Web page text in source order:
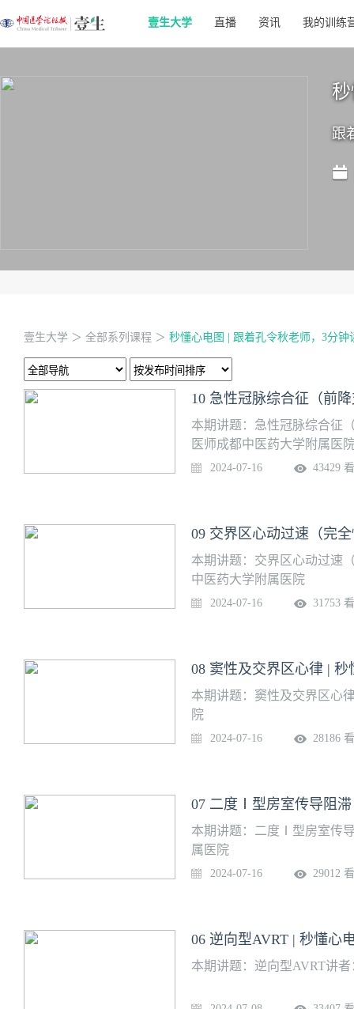
壹生大学 直播 资讯 我的训练
跟
壹生大学 ＞ 全部系列课程 ＞ 秒懂心电图 | 跟着孔令秋老师，3分钟
10 急性冠脉综合征（前
本期讲题：急性冠脉综合征
医师成都中医药大学附属医
2024-07-16 43429
09 交界区心动过速（完
本期讲题：交界区心动过速
中医药大学附属医院
2024-07-16 31753
08 窦性及交界区心律 | 秒
本期讲题：窦性及交界区心
院
2024-07-16 28186
07 二度Ⅰ型房室传导阻
本期讲题：二度Ⅰ型房室传
属医院
2024-07-16 29012
06 逆向型AVRT | 秒懂心
本期讲题：逆向型AVRT讲